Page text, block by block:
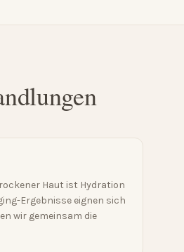
Haut ist Hydration
Ergebnisse eignen sich
wir gemeinsam die